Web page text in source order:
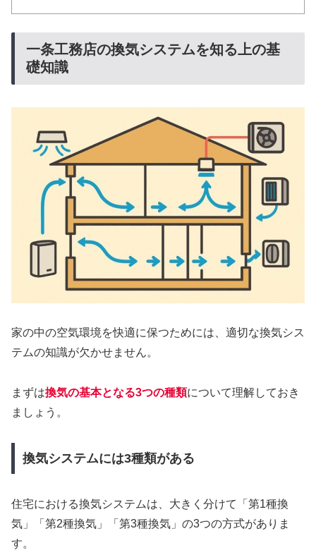
一条工務店の換気システムを知る上の基
礎知識
家の中の空気環境を快適に保つためには、適切な換気シス
テムの知識が欠かせません。
まずは換気の基本となる3つの種類について理解しておき
ましょう。
換気システムには3種類がある
住宅における換気システムは、大きく分けて「第1種換
気」「第2種換気」「第3種換気」の3つの方式がありま
す。